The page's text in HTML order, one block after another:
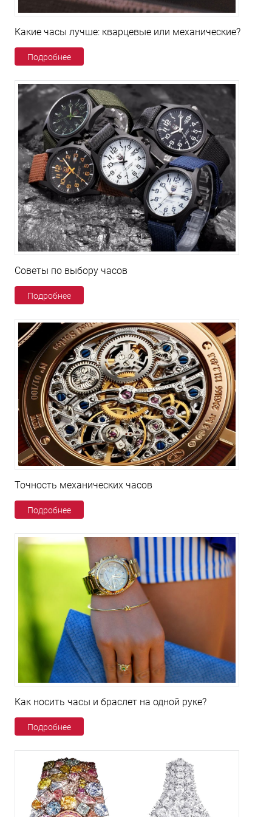
Какие часы лучше: кварцевые или механические?
Подробнее
Советы по выбору часов
Подробнее
Точность механических часов
Подробнее
Как носить часы и браслет на одной руке?
Подробнее